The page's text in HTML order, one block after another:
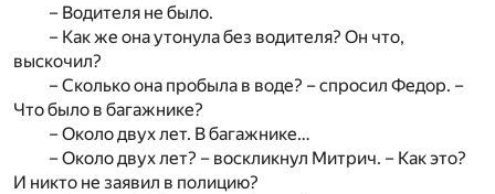
– Водителя не было.
– Как же она утонула без водителя? Он что,
выскочил?
– Сколько она пробыла в воде? – спросил Федор. –
Что было в багажнике?
– Около двух лет. В багажнике…
– Около двух лет? – воскликнул Митрич. – Как это?
И никто не заявил в полицию?